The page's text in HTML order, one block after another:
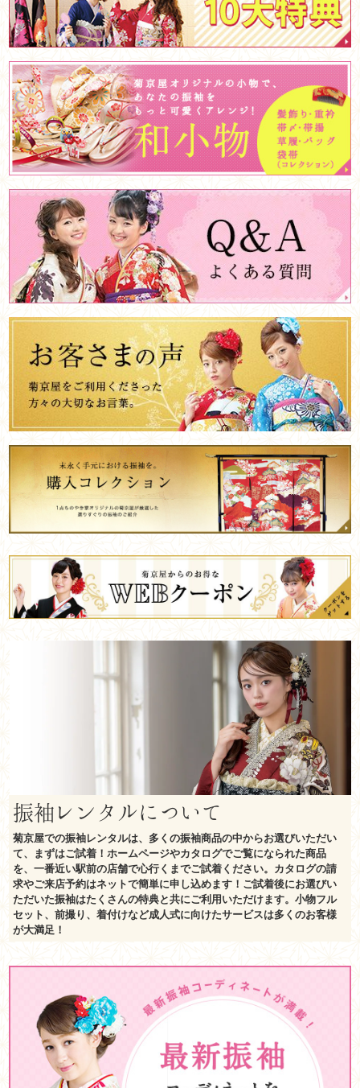
振袖レンタルについて
菊京屋での振袖レンタルは、多くの振袖商品の中からお選びいただい
て、まずはご試着！ホームページやカタログでご覧になられた商品
を、一番近い駅前の店舗で心行くまでご試着ください。カタログの請
求やご来店予約はネットで簡単に申し込めます！ご試着後にお選びい
ただいた振袖はたくさんの特典と共にご利用いただけます。小物フル
セット、前撮り、着付けなど成人式に向けたサービスは多くのお客様
が大満足！